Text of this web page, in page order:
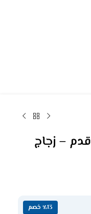
ثلاجة باب واحد بيسك 3 قدم – زجاج
٪13 خصم